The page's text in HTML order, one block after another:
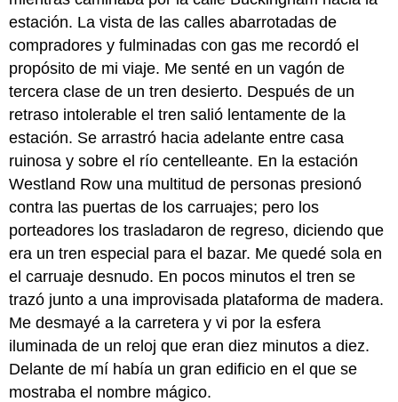
estación. La vista de las calles abarrotadas de
compradores y fulminadas con gas me recordó el
propósito de mi viaje. Me senté en un vagón de
tercera clase de un tren desierto. Después de un
retraso intolerable el tren salió lentamente de la
estación. Se arrastró hacia adelante entre casa
ruinosa y sobre el río centelleante. En la estación
Westland Row una multitud de personas presionó
contra las puertas de los carruajes; pero los
porteadores los trasladaron de regreso, diciendo que
era un tren especial para el bazar. Me quedé sola en
el carruaje desnudo. En pocos minutos el tren se
trazó junto a una improvisada plataforma de madera.
Me desmayé a la carretera y vi por la esfera
iluminada de un reloj que eran diez minutos a diez.
Delante de mí había un gran edificio en el que se
mostraba el nombre mágico.